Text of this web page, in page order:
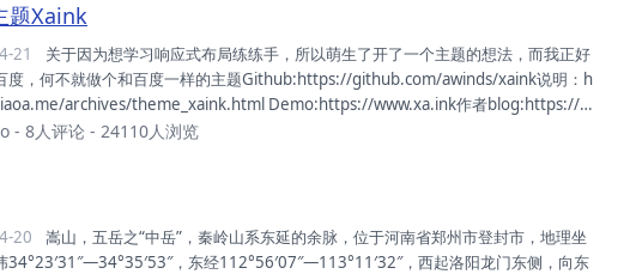
筑面积2.7万平方米，建筑遗址9处，占地面积20多万平方米，全山保存各类...
题Xaink
21
度，何不就做个和百度一样的主题Github:https://github.com/awinds/xaink说明：h
archives/theme_xaink.html Demo:https://www.xa.ink作者blog:https://xi
点仿百度。响应式设计，支持明亮和黑暗模式。文章列表支持缩略图（字定义thum
- 8人评论 - 24110人浏览
20
34°23′31″—34°35′53″，东经112°56′07″—113°11′32″，西起洛阳龙门东侧，向东